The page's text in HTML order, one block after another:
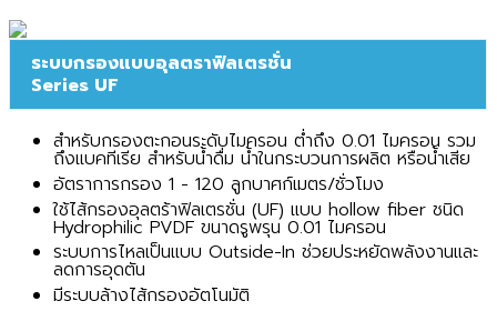
ระบบกรองแบบอุลตราฟิลเตรชั่น
Series UF
สำหรับกรองตะกอนระดับไมครอน ต่ำถึง 0.01 ไมครอน รวม
ถึงแบคทีเรีย สำหรับน้ำดื่ม น้ำในกระบวนการผลิต หรือน้ำเสีย
อัตราการกรอง 1 - 120 ลูกบาศก์เมตร/ชั่วโมง
ใช้ไส้กรองอุลตร้าฟิลเตรชั่น (UF) แบบ hollow fiber ชนิด
Hydrophilic PVDF ขนาดรูพรุน 0.01 ไมครอน
ระบบการไหลเป็นแบบ Outside-In ช่วยประหยัดพลังงานและ
ลดการอุดตัน
มีระบบล้างไส้กรองอัตโนมัติ